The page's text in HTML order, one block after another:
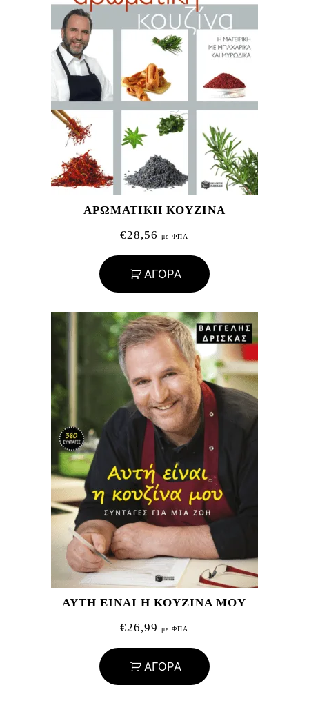
ΑΡΩΜΑΤΙΚΗ ΚΟΥΖΙΝΑ
€28,56 με ΦΠΑ
ΑΓΟΡΑ
ΑΥΤΗ ΕΙΝΑΙ Η ΚΟΥΖΙΝΑ ΜΟΥ
€26,99 με ΦΠΑ
ΑΓΟΡΑ